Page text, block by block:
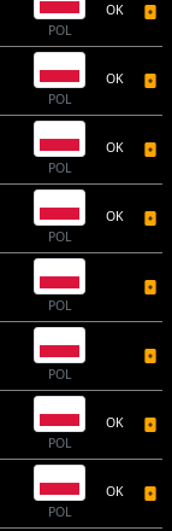
POL
OK
POL
OK
POL
OK
POL
OK
POL
POL
POL
OK
POL
OK